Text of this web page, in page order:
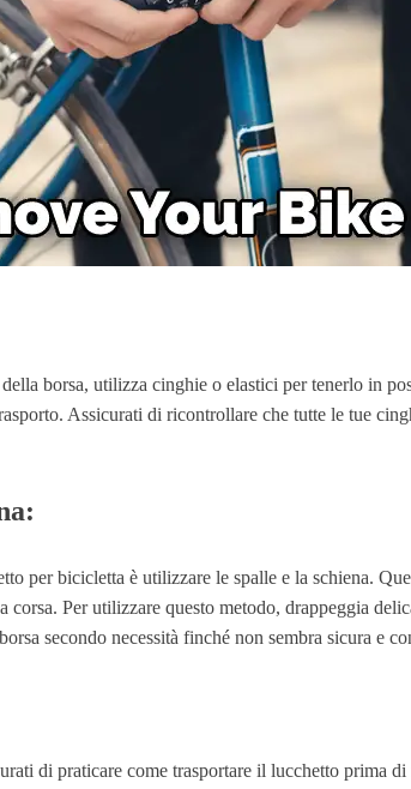
borsa, utilizza cinghie o elastici per tenerlo in
Assicurati di ricontrollare che tutte le tue
per bicicletta è utilizzare le spalle e la schiena.
Per utilizzare questo metodo, drappeggia
secondo necessità finché non sembra sicura e
di praticare come trasportare il lucchetto